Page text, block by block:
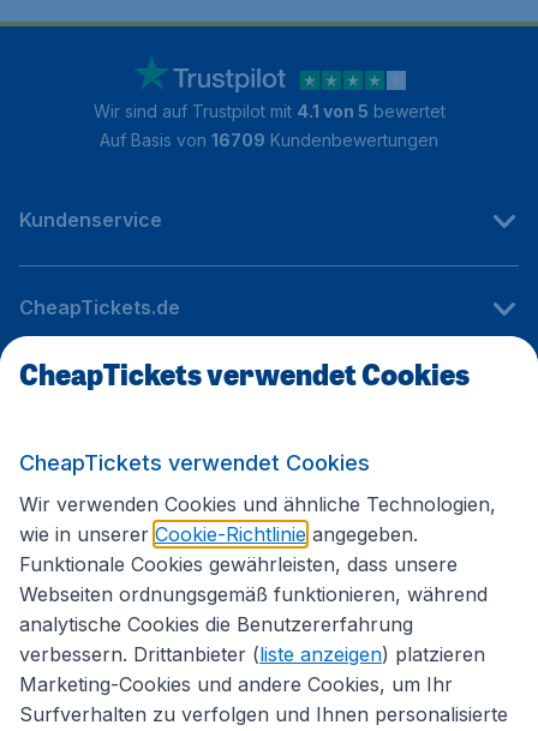
Wir sind auf Trustpilot mit 4.1 von 5 bewertet
Auf Basis von 16709 Kundenbewertungen
Kundenservice
CheapTickets.de
Internationale Webseiten
Folgen Sie uns:
CheapTickets verwendet Cookies
CheapTickets verwendet Cookies
Wir verwenden Cookies und ähnliche Technologien,
wie in unserer Cookie-Richtlinie angegeben.
Funktionale Cookies gewährleisten, dass unsere
Webseiten ordnungsgemäß funktionieren, während
analytische Cookies die Benutzererfahrung
verbessern. Drittanbieter (liste anzeigen) platzieren
Marketing-Cookies und andere Cookies, um Ihr
Surfverhalten zu verfolgen und Ihnen personalisierte